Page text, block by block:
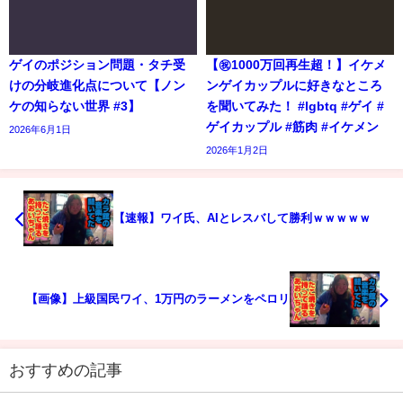
ゲイのポジション問題・タチ受
けの分岐進化点について【ノン
ケの知らない世界 #3】
2026年6月1日
【㊗️1000万回再生超！】イケメ
ンゲイカップルに好きなところ
を聞いてみた！ #lgbtq #ゲイ #
ゲイカップル #筋肉 #イケメン
2026年1月2日
【速報】ワイ氏、AIとレスバして勝利ｗｗｗｗｗ
【画像】上級国民ワイ、1万円のラーメンをペロリ
おすすめの記事